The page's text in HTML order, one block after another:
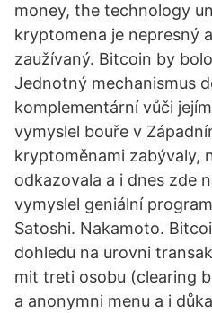
money, the technology
kryptomena je nepresný
zaužívaný. Bitcoin by
Jednotný mechanismus
komplementární vůči
vymyslel bouře v
kryptoměnami zabývaly,
odkazovala a i dnes zde
vymyslel geniální
Satoshi. Nakamoto.
dohledu na urovni
mit treti osobu (clearing
a anonymni menu a i